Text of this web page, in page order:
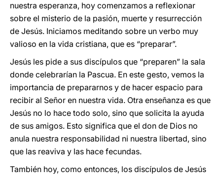
nuestra esperanza, hoy comenzamos a reflexionar
sobre el misterio de la pasión, muerte y resurrección
de Jesús. Iniciamos meditando sobre un verbo muy
valioso en la vida cristiana, que es “preparar”.
Jesús les pide a sus discípulos que “preparen” la sala
donde celebrarían la Pascua. En este gesto, vemos la
importancia de prepararnos y de hacer espacio para
recibir al Señor en nuestra vida. Otra enseñanza es que
Jesús no lo hace todo solo, sino que solicita la ayuda
de sus amigos. Esto significa que el don de Dios no
anula nuestra responsabilidad ni nuestra libertad, sino
que las reaviva y las hace fecundas.
También hoy, como entonces, los discípulos de Jesús